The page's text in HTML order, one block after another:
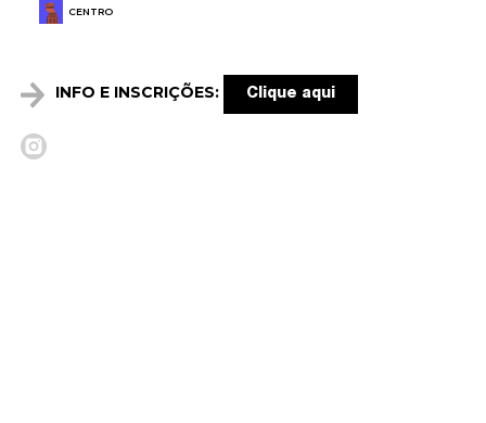
CENTRO
INFO E INSCRIÇÕES: Clique aqui